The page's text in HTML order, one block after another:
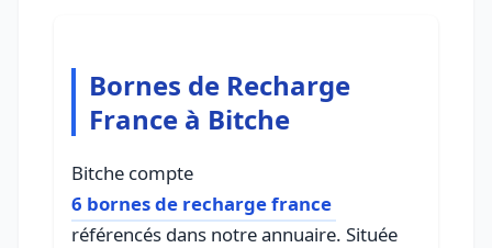
Bornes de Recharge
France à Bitche
Bitche compte
6 bornes de recharge france
référencés dans notre annuaire. Située